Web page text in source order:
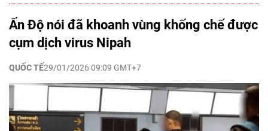
Ấn Độ nói đã khoanh vùng khống chế được
cụm dịch virus Nipah
QUỐC TẾ29/01/2026 09:09 GMT+7